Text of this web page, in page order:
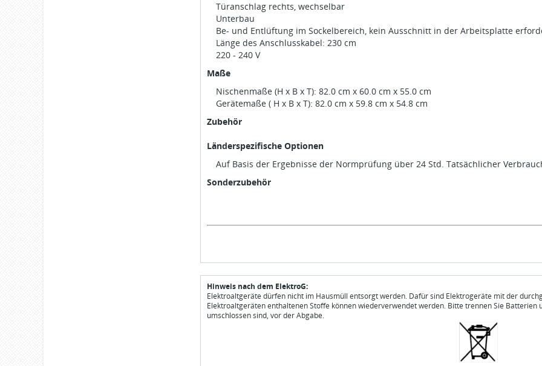
Türanschlag rechts, wechselbar
Unterbau
Be- und Entlüftung im Sockelbereich, kein Ausschnitt in der Arbeitsplatte
Länge des Anschlusskabel: 230 cm
220 - 240 V
Maße
Nischenmaße (H x B x T): 82.0 cm x 60.0 cm x 55.0 cm
Gerätemaße ( H x B x T): 82.0 cm x 59.8 cm x 54.8 cm
Zubehör
Länderspezifische Optionen
Auf Basis der Ergebnisse der Normprüfung über 24 Std. Tatsächlicher
Sonderzubehör
Hinweis nach dem ElektroG:
Elektroaltgeräte dürfen nicht im Hausmüll entsorgt werden. Dafür sind Elektrogeräte mit der
Elektroaltgeräten enthaltenen Stoffe können wiederverwendet werden. Bitte trennen Sie
umschlossen sind, vor der Abgabe.